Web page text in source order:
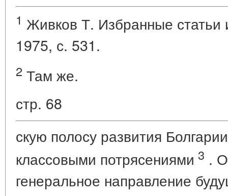
1 Живков Т. Избранные
1975, с. 531.
2 Там же.
стр. 68
скую полосу развития
классовыми потрясениями 3 .
генеральное направление